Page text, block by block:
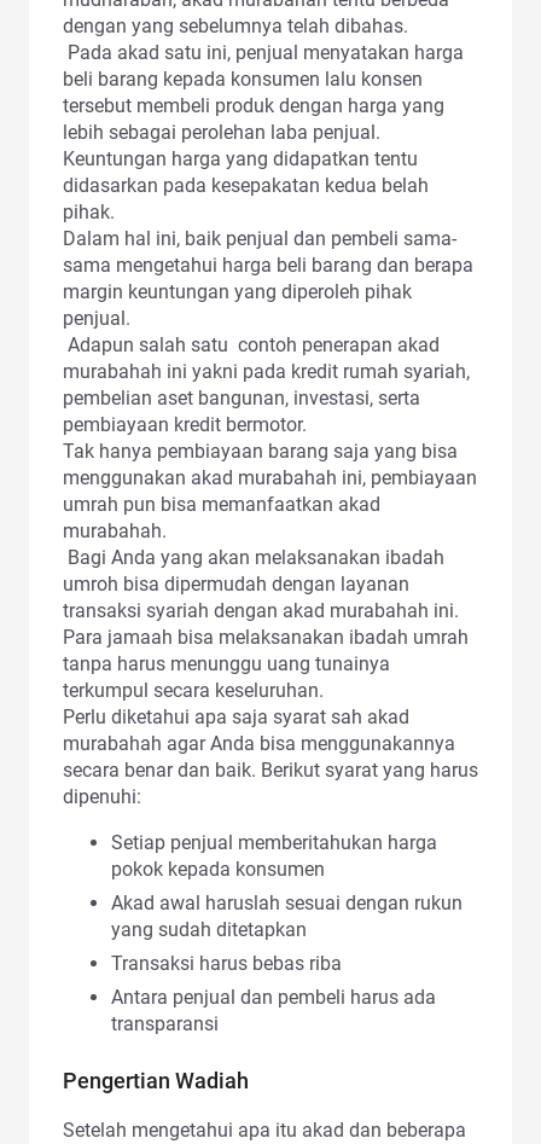
dengan yang sebelumnya telah dibahas.
Pada akad satu ini, penjual menyatakan harga
beli barang kepada konsumen lalu konsen
tersebut membeli produk dengan harga yang
lebih sebagai perolehan laba penjual.
Keuntungan harga yang didapatkan tentu
didasarkan pada kesepakatan kedua belah
pihak.
Dalam hal ini, baik penjual dan pembeli sama-
sama mengetahui harga beli barang dan berapa
margin keuntungan yang diperoleh pihak
penjual.
Adapun salah satu contoh penerapan akad
murabahah ini yakni pada kredit rumah syariah,
pembelian aset bangunan, investasi, serta
pembiayaan kredit bermotor.
Tak hanya pembiayaan barang saja yang bisa
menggunakan akad murabahah ini, pembiayaan
umrah pun bisa memanfaatkan akad
murabahah.
Bagi Anda yang akan melaksanakan ibadah
umroh bisa dipermudah dengan layanan
transaksi syariah dengan akad murabahah ini.
Para jamaah bisa melaksanakan ibadah umrah
tanpa harus menunggu uang tunainya
terkumpul secara keseluruhan.
Perlu diketahui apa saja syarat sah akad
murabahah agar Anda bisa menggunakannya
secara benar dan baik. Berikut syarat yang harus
dipenuhi:
Setiap penjual memberitahukan harga
pokok kepada konsumen
Akad awal haruslah sesuai dengan rukun
yang sudah ditetapkan
Transaksi harus bebas riba
Antara penjual dan pembeli harus ada
transparansi
Pengertian Wadiah
Setelah mengetahui apa itu akad dan beberapa